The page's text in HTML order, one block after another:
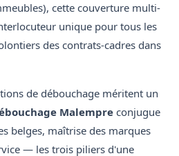
cette couverture multi-
unique pour tous les
des contrats-cadres dans
de débouchage méritent un
Malempreconjugue
belges, maîtrise des marques
— les trois piliers d'une